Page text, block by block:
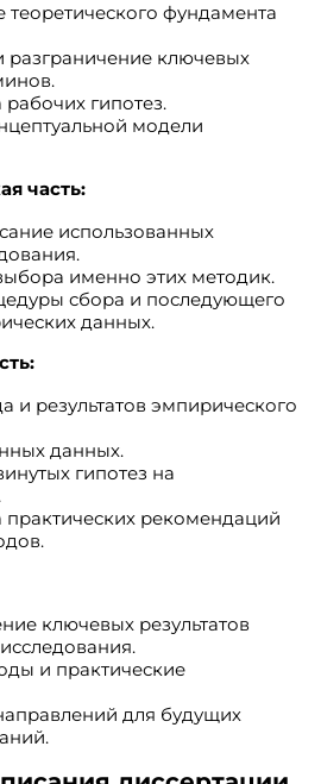
фундамента
ключевых
гипотез.
модели
часть:
использованных
именно этих методик.
сбора и последующего
данных.
и результатов эмпирического
данных.
гипотез на
рекомендаций
ключевых результатов
и практические
для будущих